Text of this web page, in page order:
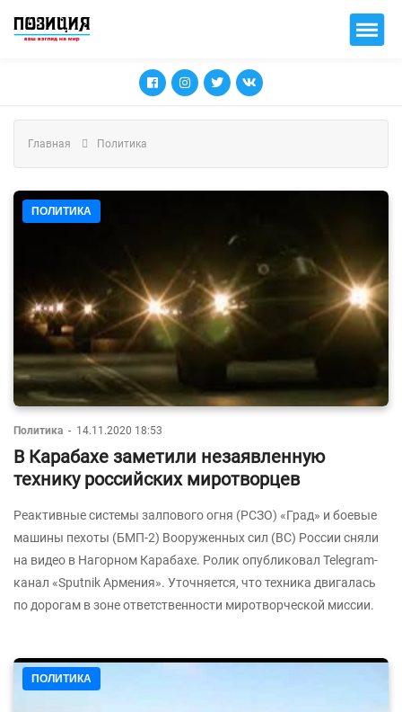
Главная Политика
ПОЛИТИКА
Политика - 14.11.2020 18:53
В Карабахе заметили незаявленную
технику российских миротворцев
Реактивные системы залпового огня (РСЗО) «Град» и боевые
машины пехоты (БМП-2) Вооруженных сил (ВС) России сняли
на видео в Нагорном Карабахе. Ролик опубликовал Telegram-
канал «Sputnik Армения». Уточняется, что техника двигалась
по дорогам в зоне ответственности миротворческой миссии.
ПОЛИТИКА